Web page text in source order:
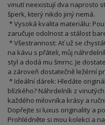
vinutí neexistují dva naprosto
šperk, který nikdo jiný nemá.
* Vysoká kvalita materiálu:
zaručuje odolnost a stálost
* Všestrannost: Ať už se
na kávu s přáteli, můj
styl a dodá mu šmrnc. Je
a zároveň dostatečně ležérní
* Ideální dárek: Hledáte
blízkého? Náhrdelník z
každého milovníka krásy a
Dopřejte si luxus originality a
Prohlédněte si mou kolekci a